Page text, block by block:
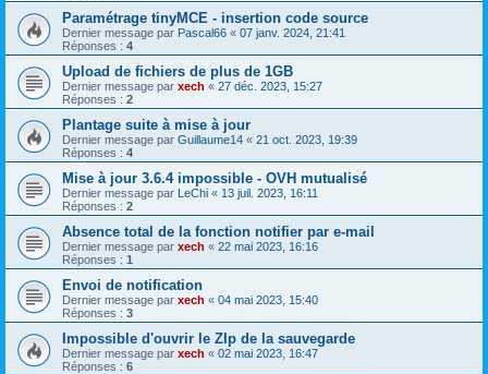
Paramétrage tinyMCE - insertion code source
Dernier message par Pascal66 « 07 janv. 2024, 21:41
Réponses : 4
Upload de fichiers de plus de 1GB
Dernier message par xech « 27 déc. 2023, 15:27
Réponses : 2
Plantage suite à mise à jour
Dernier message par Guillaume14 « 21 oct. 2023, 19:39
Réponses : 4
Mise à jour 3.6.4 impossible - OVH mutualisé
Dernier message par LeChi « 13 juil. 2023, 16:11
Réponses : 2
Absence total de la fonction notifier par e-mail
Dernier message par xech « 22 mai 2023, 16:16
Réponses : 1
Envoi de notification
Dernier message par xech « 04 mai 2023, 15:40
Réponses : 3
Impossible d'ouvrir le ZIp de la sauvegarde
Dernier message par xech « 02 mai 2023, 16:47
Réponses : 6